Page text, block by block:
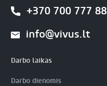
+370 700 777 88
info@vivus.lt
Darbo laikas
Darbo dienomis